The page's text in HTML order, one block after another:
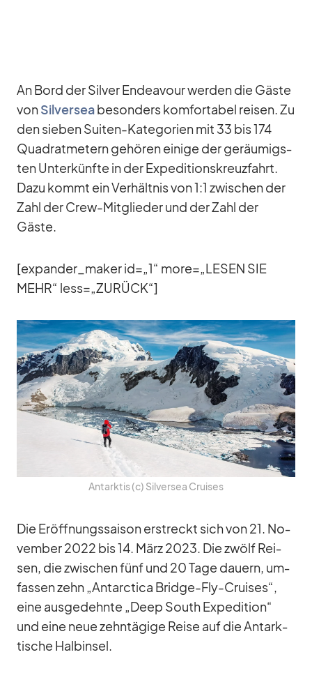
An Bord der Sil­ver En­dea­vour wer­den die Gäste
vonSil­ver­seabe­son­ders kom­for­ta­bel rei­sen. Zu
den sie­ben Sui­ten-Ka­te­go­rien mit 33 bis 174
Qua­drat­me­tern ge­hö­ren ei­nige der ge­räu­migs­
ten Un­ter­künfte in der Ex­pe­di­ti­ons­kreuz­fahrt.
Dazu kommt ein Ver­hält­nis von 1:1 zwi­schen der
Zahl der Crew-Mit­glie­der und der Zahl der
Gäste.
[expander_​maker id=„1“ more=„LESEN SIE
MEHR“ less=„ZURÜCK“]
Ant­ark­tis (c) Sil­ver­sea Crui­ses
Die Er­öff­nungs­sai­son er­streckt sich von 21. No­
vem­ber 2022 bis 14. März 2023. Die zwölf Rei­
sen, die zwi­schen fünf und 20 Tage dau­ern, um­
fas­sen zehn „Ant­ar­c­tica Bridge-Fly-Crui­ses“,
eine aus­ge­dehnte „Deep South Ex­pe­di­tion“
und eine neue zehn­tä­gige Reise auf die Ant­ark­
ti­sche Halb­in­sel.